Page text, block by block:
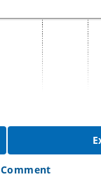
Comment